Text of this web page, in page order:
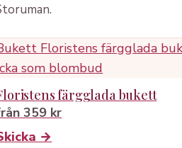
färgglada bukett
359 kr
→